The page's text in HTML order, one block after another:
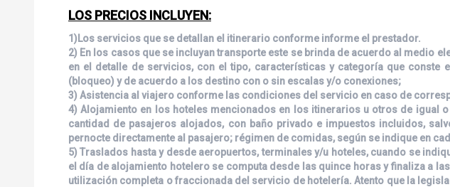
LOS PRECIOS INCLUYEN:
1)Los servicios que se detallan el itinerario conforme informe el prestador.
2) En los casos que se incluyan transporte este se brinda de acuerdo al medio
en el detalle de servicios, con el tipo, características y categoría que
(bloqueo) y de acuerdo a los destino con o sin escalas y/o conexiones;
3) Asistencia al viajero conforme las condiciones del servicio en caso de
4) Alojamiento en los hoteles mencionados en los itinerarios u otros de igual
cantidad de pasajeros alojados, con baño privado e impuestos incluidos,
pernocte directamente al pasajero; régimen de comidas, según se indique en
5) Traslados hasta y desde aeropuertos, terminales y/u hoteles, cuando se
el día de alojamiento hotelero se computa desde las quince horas y finaliza a
utilización completa o fraccionada del servicio de hotelería. Atento que la